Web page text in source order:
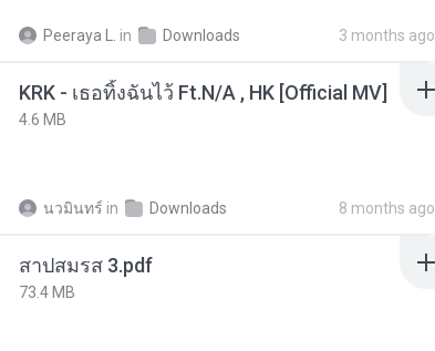
Peeraya L. in Downloads 3 months ago
KRK - เธอทิ้งฉันไว้ Ft.N/A , HK [Official MV]
4.6 MB
นวมินทร์ in Downloads 8 months ago
สาปสมรส 3.pdf
73.4 MB